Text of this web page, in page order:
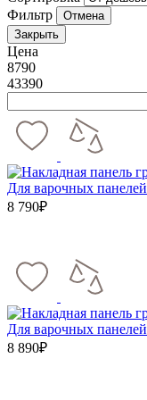
Фильтр
Отмена
Закрыть
Цена
8790
43390
Для варочных панелей
8 790₽
Для варочных панелей
8 890₽